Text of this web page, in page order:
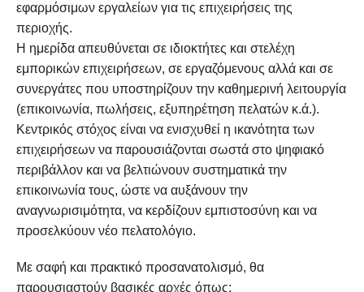
εφαρμόσιμων εργαλείων για τις επιχειρήσεις της
περιοχής.
Η ημερίδα απευθύνεται σε ιδιοκτήτες και στελέχη
εμπορικών επιχειρήσεων, σε εργαζόμενους αλλά και σε
συνεργάτες που υποστηρίζουν την καθημερινή λειτουργία
(επικοινωνία, πωλήσεις, εξυπηρέτηση πελατών κ.ά.).
Κεντρικός στόχος είναι να ενισχυθεί η ικανότητα των
επιχειρήσεων να παρουσιάζονται σωστά στο ψηφιακό
περιβάλλον και να βελτιώνουν συστηματικά την
επικοινωνία τους, ώστε να αυξάνουν την
αναγνωρισιμότητα, να κερδίζουν εμπιστοσύνη και να
προσελκύουν νέο πελατολόγιο.
Με σαφή και πρακτικό προσανατολισμό, θα
παρουσιαστούν βασικές αρχές όπως: